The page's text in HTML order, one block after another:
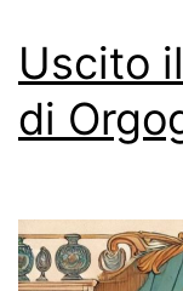
Uscito
di